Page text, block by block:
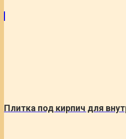
Плитка под кирпич для